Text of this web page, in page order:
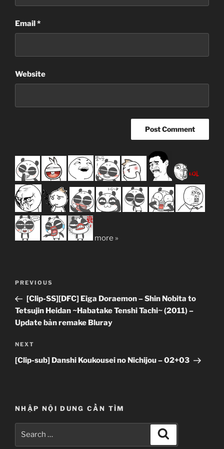
Email*
Website
more »
Previous
Post
PREVIOUS
[Clip-SS][DFC] Eiga Doraemon – Shin Nobita to
Tetsujin Heidan ~Habatake Tenshi Tachi~ (2011) –
Update bản remake Bluray
Next
Post
NEXT
[Clip-sub] Danshi Koukousei no Nichijou – 02+03
NHẬP NỘI DUNG CẦN TÌM